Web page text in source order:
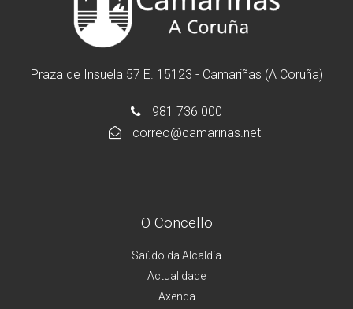
Praza de Insuela 57 E. 15123 - Camariñas (A Coruña)
981 736 000
correo@camarinas.net
O Concello
Saúdo da Alcaldía
Actualidade
Axenda